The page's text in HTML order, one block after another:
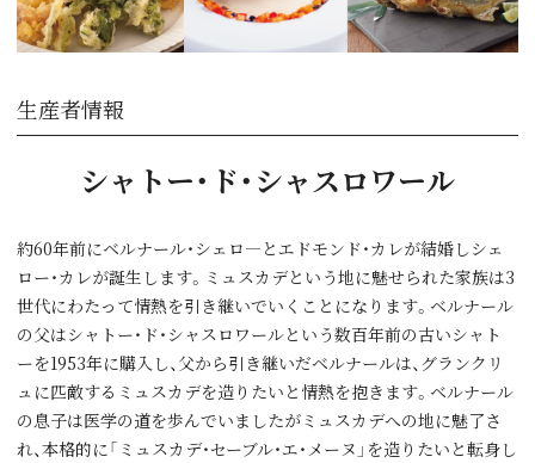
生産者情報
シャトー・ド・シャスロワール
約60年前にベルナール・シェロ―とエドモンド・カレが結婚しシェ
ロー・カレが誕生します。ミュスカデという地に魅せられた家族は3
世代にわたって情熱を引き継いでいくことになります。ベルナール
の父はシャトー・ド・シャスロワールという数百年前の古いシャト
ーを1953年に購入し、父から引き継いだベルナールは、グランクリ
ュに匹敵するミュスカデを造りたいと情熱を抱きます。ベルナール
の息子は医学の道を歩んでいましたがミュスカデへの地に魅了さ
れ、本格的に「ミュスカデ・セーブル・エ・メーヌ」を造りたいと転身し